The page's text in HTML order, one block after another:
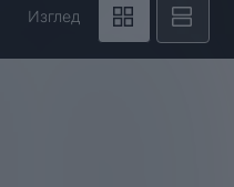
Изглед